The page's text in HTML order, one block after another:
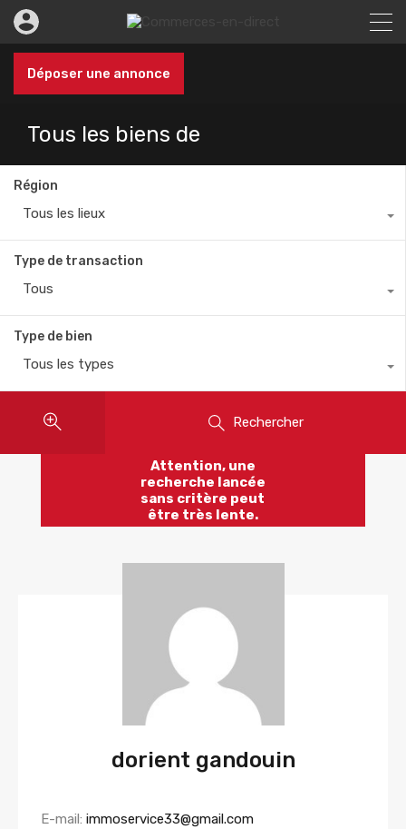
Déposer une annonce
Tous les biens de
Région
Tous les lieux
Type de transaction
Tous
Type de bien
Tous les types
Rechercher
Attention, une
recherche lancée
sans critère peut
être très lente.
dorient gandouin
E-mail: immoservice33@gmail.com